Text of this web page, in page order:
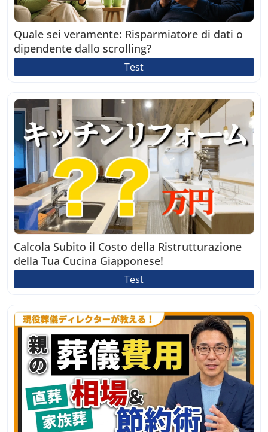
Quale sei veramente: Risparmiatore di dati o
dipendente dallo scrolling?
Test
Calcola Subito il Costo della Ristrutturazione
della Tua Cucina Giapponese!
Test